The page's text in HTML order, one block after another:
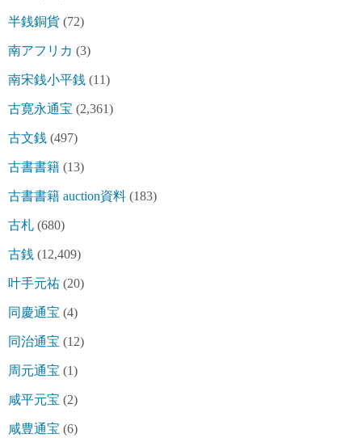
半銭銅貨 (72)
南アフリカ (3)
南宋銭小平銭 (11)
古寛永通宝 (2,361)
古文銭 (497)
古書書籍 (13)
古書書籍 auction資料 (183)
古札 (680)
古銭 (12,409)
叶手元祐 (20)
同慶通宝 (4)
同治通宝 (12)
周元通宝 (1)
咸平元宝 (2)
咸豊通宝 (6)